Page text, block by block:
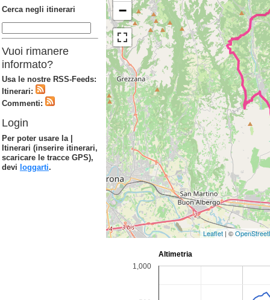
−
Leaflet | ©
Cerca negli itinerari
Vuoi rimanere
informato?
Usa le nostre RSS-Feeds:
Itinerari:
Commenti:
Login
Per poter usare la |
Itinerari (inserire itinerari,
scaricare le tracce GPS),
devi loggarti.